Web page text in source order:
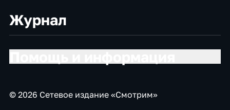
Журнал
© 2026 Сетевое издание «Смотрим»